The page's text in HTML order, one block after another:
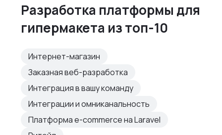
Разработка платформы для
гипермакета из топ-10
Интернет-магазин
Заказная веб-разработка
Интеграция в вашу команду
Интеграции и омниканальность
Платформа e-commerce на Laravel